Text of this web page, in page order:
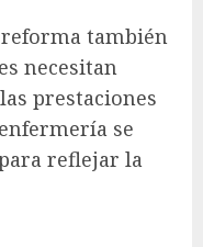
también
necesitan
prestaciones
se
reflejar la